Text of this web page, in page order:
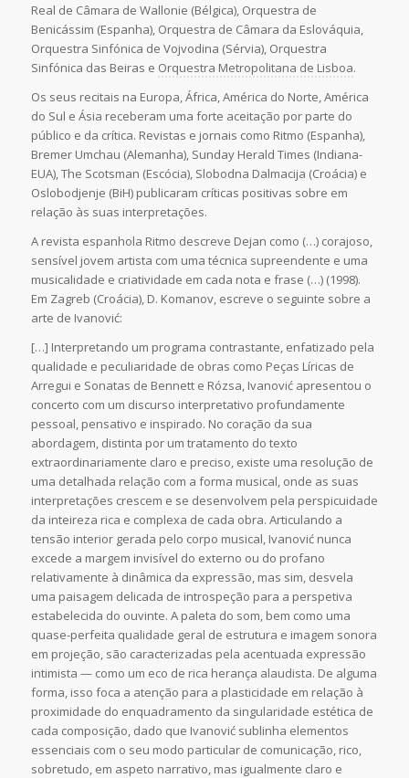
Real de Câmara de Wallonie (Bélgica), Orquestra de
Benicássim (Espanha), Orquestra de Câmara da Eslováquia,
Orquestra Sinfónica de Vojvodina (Sérvia), Orquestra
Sinfónica das Beiras e Orquestra Metropolitana de Lisboa.
Os seus recitais na Europa, África, América do Norte, América
do Sul e Ásia receberam uma forte aceitação por parte do
público e da crítica. Revistas e jornais como Ritmo (Espanha),
Bremer Umchau (Alemanha), Sunday Herald Times (Indiana-
EUA), The Scotsman (Escócia), Slobodna Dalmacija (Croácia) e
Oslobodjenje (BiH) publicaram críticas positivas sobre em
relação às suas interpretações.
A revista espanhola Ritmo descreve Dejan como (…) corajoso,
sensível jovem artista com uma técnica supreendente e uma
musicalidade e criatividade em cada nota e frase (…) (1998).
Em Zagreb (Croácia), D. Komanov, escreve o seguinte sobre a
arte de Ivanović:
[…] Interpretando um programa contrastante, enfatizado pela
qualidade e peculiaridade de obras como Peças Líricas de
Arregui e Sonatas de Bennett e Rózsa, Ivanović apresentou o
concerto com um discurso interpretativo profundamente
pessoal, pensativo e inspirado. No coração da sua
abordagem, distinta por um tratamento do texto
extraordinariamente claro e preciso, existe uma resolução de
uma detalhada relação com a forma musical, onde as suas
interpretações crescem e se desenvolvem pela perspicuidade
da inteireza rica e complexa de cada obra. Articulando a
tensão interior gerada pelo corpo musical, Ivanović nunca
excede a margem invisível do externo ou do profano
relativamente à dinâmica da expressão, mas sim, desvela
uma paisagem delicada de introspeção para a perspetiva
estabelecida do ouvinte. A paleta do som, bem como uma
quase-perfeita qualidade geral de estrutura e imagem sonora
em projeção, são caracterizadas pela acentuada expressão
intimista — como um eco de rica herança alaudista. De alguma
forma, isso foca a atenção para a plasticidade em relação à
proximidade do enquadramento da singularidade estética de
cada composição, dado que Ivanović sublinha elementos
essenciais com o seu modo particular de comunicação, rico,
sobretudo, em aspeto narrativo, mas igualmente claro e